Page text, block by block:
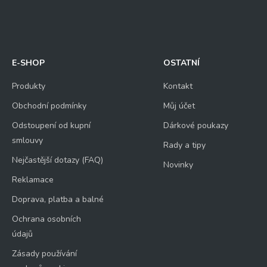
E-SHOP
Produkty
Obchodní podmínky
Odstoupení od kupní
smlouvy
Nejčastější dotazy (FAQ)
Reklamace
Doprava, platba a balné
Ochrana osobních
údajů
Zásady používání
OSTATNÍ
Kontakt
Můj účet
Dárkové poukazy
Rady a tipy
Novinky